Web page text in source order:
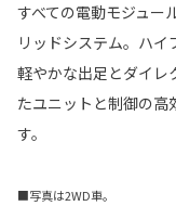
すべての電動モジュー
リッドシステム。ハイ
軽やかな出足とダイレ
たユニットと制御の高
す。
■写真は2WD車。